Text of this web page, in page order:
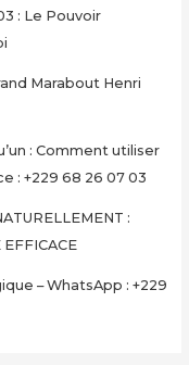
: Le Pouvoir
Marabout Henri
: Comment utiliser
: +229 68 26 07 03
:
– WhatsApp : +229